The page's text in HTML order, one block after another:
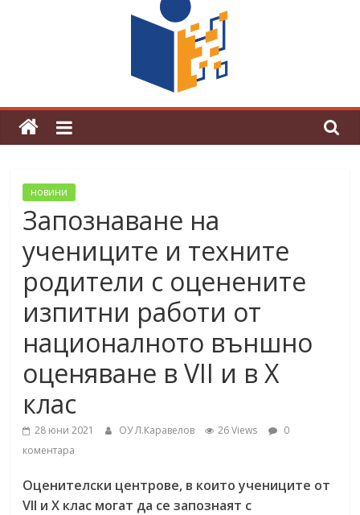
граници“
Магията на Андерсен оживя в ОУ
„Любен Каравелов“
новини
Запознаване на
учениците и техните
родители с оценените
изпитни работи от
националното външно
оценяване в VII и в Х
клас
28 юни 2021 ОУ Л.Каравелов 26 Views
0
коментара
Oценителски центрове, в които учениците от
VІІ и Х клас могат да се запознаят с